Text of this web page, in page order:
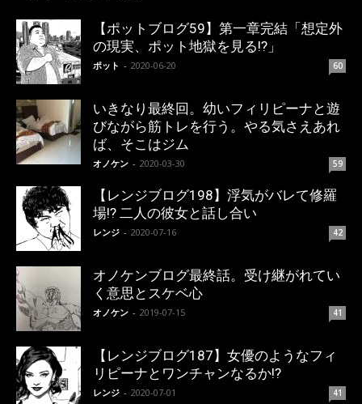
【ポットブログ59】第一章完結「想定外
の現実、ポット地獄を見る!?」
ポット - 2020-06-20 60
いきなり最終回。幼いフィリピーナと遊
びながら筋トレを行う。やる気さえあれ
ば、そこはジム
オノケン - 2020-03-30 59
【レンジブログ198】浮気がバレて修羅
場!? 二人の彼女と話し合い
レンジ - 2020-07-16 42
オノケンブログ最終話。受け継がれてい
く意思とスケベ心
オノケン - 2019-07-15 41
【レンジブログ187】女優のようなフィ
リピーナとワンチャンなるか!?
レンジ - 2020-07-01 41